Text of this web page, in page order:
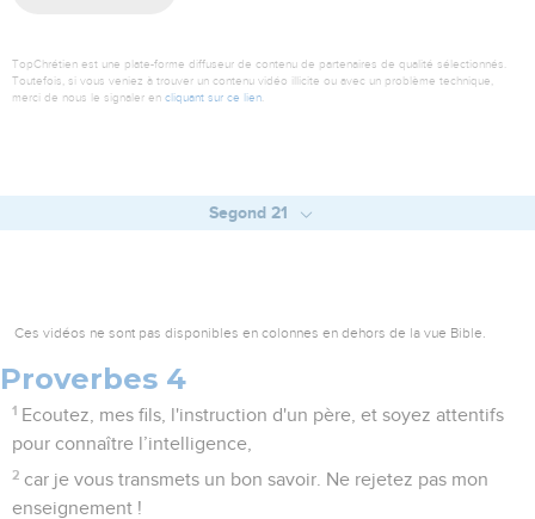
TopChrétien est une plate-forme diffuseur de contenu de partenaires de qualité sélectionnés.
Toutefois, si vous veniez à trouver un contenu vidéo illicite ou avec un problème technique,
merci de nous le signaler en cliquant sur ce lien
Segond 21
Ces vidéos ne sont pas disponibles en colonnes en dehors de la vue Bible.
Proverbes 4
1 Ecoutez, mes fils, l'instruction d'un père, et soyez attentifs
pour connaître l’intelligence,
2 car je vous transmets un bon savoir. Ne rejetez pas mon
enseignement !